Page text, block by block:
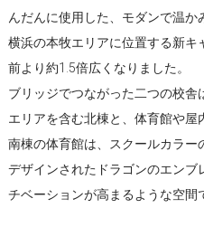
んだんに使用した、モダンで温か
横浜の本牧エリアに位置する新キ
前より約1.5倍広くなりました。
ブリッジでつながった二つの校
エリアを含む北棟と、体育館や屋
南棟の体育館は、スクールカラー
デザインされたドラゴンのエンブ
チベーションが高まるような空間